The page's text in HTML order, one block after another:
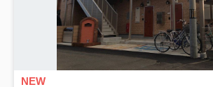
NEW